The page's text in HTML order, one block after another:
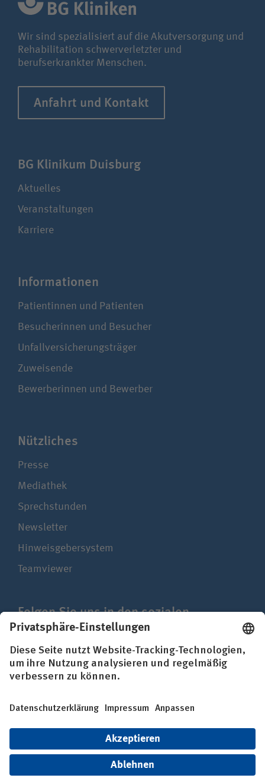
Wir sind spezialisiert auf die Akutversorgung und
Rehabilitation schwerverletzter und
berufserkrankter Menschen.
Anfahrt und Kontakt
BG Klinikum Duisburg
Aktuelles
Veranstaltungen
Karriere
Infor­ma­tionen
Patientinnen und Patienten
Besucherinnen und Besucher
Unfallversicherungsträger
Zuweisende
Bewerberinnen und Bewerber
Nützliches
Presse
Mediathek
Sprechstunden
Newsletter
Hinweisgebersystem
Teamviewer
Folgen Sie uns in den sozialen
Netzwerken
Impressum
Datenschutz
Erklärung zur Barrierefreiheit
© BG Kliniken – Klinikverbund der gesetzlichen